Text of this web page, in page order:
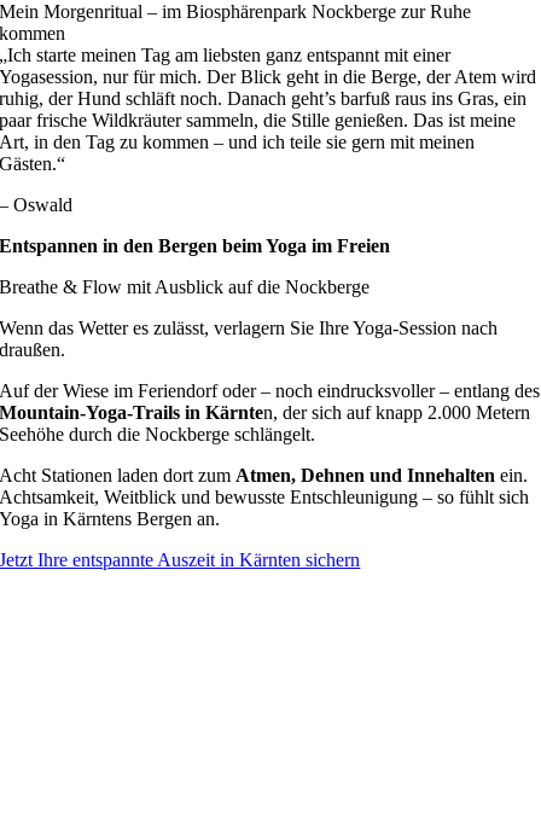
Mein Morgenritual – im Biosphärenpark Nockberge zur Ruhe
kommen
„Ich starte meinen Tag am liebsten ganz entspannt mit einer
Yogasession, nur für mich. Der Blick geht in die Berge, der Atem wird
ruhig, der Hund schläft noch. Danach geht’s barfuß raus ins Gras, ein
paar frische Wildkräuter sammeln, die Stille genießen. Das ist meine
Art, in den Tag zu kommen – und ich teile sie gern mit meinen
Gästen.“
– Oswald
Entspannen in den Bergen beim Yoga im Freien
Breathe & Flow mit Ausblick auf die Nockberge
Wenn das Wetter es zulässt, verlagern Sie Ihre Yoga-Session nach
draußen.
Auf der Wiese im Feriendorf oder – noch eindrucksvoller – entlang des
Mountain-Yoga-Trails in Kärnten, der sich auf knapp 2.000 Metern
Seehöhe durch die Nockberge schlängelt.
Acht Stationen laden dort zum Atmen, Dehnen und Innehalten ein.
Achtsamkeit, Weitblick und bewusste Entschleunigung – so fühlt sich
Yoga in Kärntens Bergen an.
Jetzt Ihre entspannte Auszeit in Kärnten sichern